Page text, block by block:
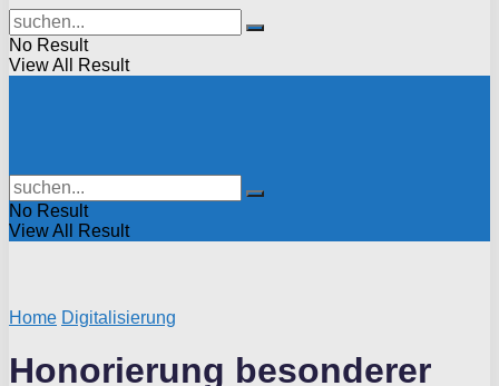
No Result
View All Result
No Result
View All Result
Home Digitalisierung
Honorierung besonderer